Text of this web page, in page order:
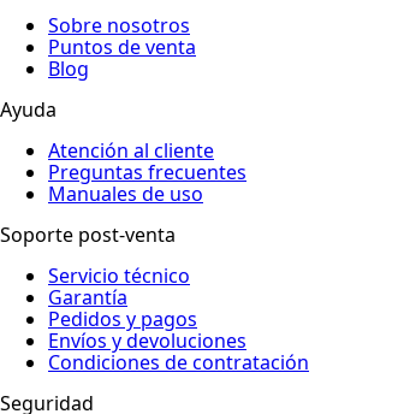
Sobre nosotros
Puntos de venta
Blog
Ayuda
Atención al cliente
Preguntas frecuentes
Manuales de uso
Soporte post-venta
Servicio técnico
Garantía
Pedidos y pagos
Envíos y devoluciones
Condiciones de contratación
Seguridad